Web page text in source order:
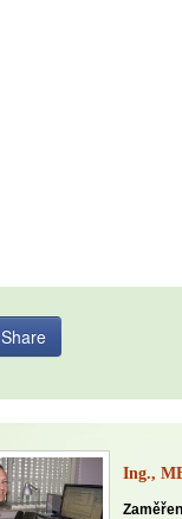
Share
Ing.,